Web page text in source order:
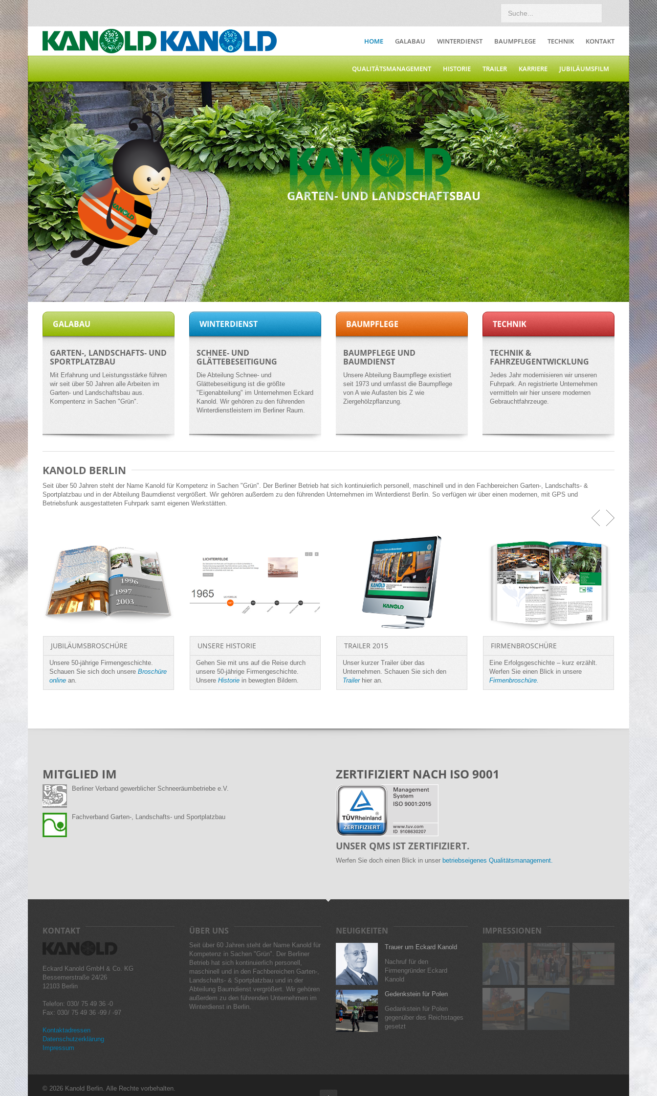
HOME GALABAU WINTERDIENST BAUMPFLEGE TECHNIK KONTAKT
QUALITÄTSMANAGEMENT HISTORIE TRAILER KARRIERE JUBILÄUMSFILM
GARTEN- UND LANDSCHAFTSBAU
GALABAU
GARTEN-, LANDSCHAFTS- UND
SPORTPLATZBAU
Mit Erfahrung und Leistungsstärke führen
wir seit über 50 Jahren alle Arbeiten im
Garten- und Landschaftsbau aus.
Kompentenz in Sachen "Grün".
WINTERDIENST
SCHNEE- UND
GLÄTTEBESEITIGUNG
Die Abteilung Schnee- und
Glättebeseitigung ist die größte
"Eigenabteilung" im Unternehmen Eckard
Kanold. Wir gehören zu den führenden
Winterdienstleistern im Berliner Raum.
BAUMPFLEGE
BAUMPFLEGE UND
BAUMDIENST
Unsere Abteilung Baumpflege existiert
seit 1973 und umfasst die Baumpflege
von A wie Aufasten bis Z wie
Ziergehölzpflanzung.
TECHNIK
TECHNIK &
FAHRZEUGENTWICKLUNG
Jedes Jahr modernisieren wir unseren
Fuhrpark. An registrierte Unternehmen
vermitteln wir hier unsere modernen
Gebrauchtfahrzeuge.
KANOLD BERLIN
Seit über 50 Jahren steht der Name Kanold für Kompetenz in Sachen "Grün". Der Berliner Betrieb hat sich kontinuierlich personell, maschinell und in den Fachbereichen Garten-, Landschafts- &
Sportplatzbau und in der Abteilung Baumdienst vergrößert. Wir gehören außerdem zu den führenden Unternehmen im Winterdienst Berlin. So verfügen wir über einen modernen, mit GPS und
Betriebsfunk ausgestatteten Fuhrpark samt eigenen Werkstätten.
JUBILÄUMSBROSCHÜRE
Unsere 50-jährige Firmengeschichte.
Schauen Sie sich doch unsere Broschüre
online an.
UNSERE HISTORIE
Gehen Sie mit uns auf die Reise durch
unsere 50-jährige Firmengeschichte.
Unsere Historie in bewegten Bildern.
TRAILER 2015
Unser kurzer Trailer über das
Unternehmen. Schauen Sie sich den
Trailerhier an.
FIRMENBROSCHÜRE
Eine Erfolgsgeschichte – kurz erzählt.
Werfen Sie einen Blick in unsere
Firmenbroschüre.
MITGLIED IM
Berliner Verband gewerblicher Schneeräumbetriebe e.V.
Fachverband Garten-, Landschafts- und Sportplatzbau
ZERTIFIZIERT NACH ISO 9001
UNSER QMS IST ZERTIFIZIERT.
Werfen Sie doch einen Blick in unser betriebseigenes Qualitätsmanagement.
KONTAKT
Eckard Kanold GmbH & Co. KG
Bessemerstraße 24/26
12103 Berlin
Telefon: 030/ 75 49 36 -0
Fax: 030/ 75 49 36 -99 / -97
Kontaktadressen
Datenschutzerklärung
Impressum
ÜBER UNS
Seit über 60 Jahren steht der Name Kanold für
Kompetenz in Sachen "Grün". Der Berliner
Betrieb hat sich kontinuierlich personell,
maschinell und in den Fachbereichen Garten-,
Landschafts- & Sportplatzbau und in der
Abteilung Baumdienst vergrößert. Wir gehören
außerdem zu den führenden Unternehmen im
Winterdienst in Berlin.
NEUIGKEITEN
Trauer um Eckard Kanold
Nachruf für den
Firmengründer Eckard
Kanold
Gedenkstein für Polen
Gedankstein für Polen
gegenüber des Reichstages
gesetzt
IMPRESSIONEN
© 2026 Kanold Berlin. Alle Rechte vorbehalten.